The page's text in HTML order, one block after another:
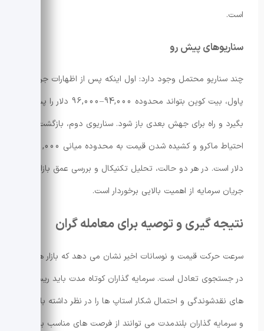
است.
سناریوهای پیش رو
چند سناریو محتمل وجود دارد: اول اینکه پس از اظهارات جروم
پاول، بیت کوین بتواند محدوده 94,000–96,000 دلار را پس
بگیرد و راه برای جهش بعدی باز شود. سناریوی دوم، بازگشت
احتیاط ماکرو و کشیده شدن قیمت به محدوده میانی 80,000
دلار است. در هر دو حالت، تحلیل تکنیکال و بررسی عمق بازار و
جریان سرمایه از اهمیت بالایی برخوردار است.
نتیجه گیری و توصیه برای معامله گران
سرعت حرکت قیمت و نوسانات اخیر نشان می دهد که بازار هنوز
در جستجوی تعادل است. سرمایه گذاران کوتاه مدت باید ریسک
های نقدشوندگی و احتمال شکار استاپ ها را در نظر داشته باشند
و سرمایه گذاران بلندمدت می توانند از فرصت های مناسب برای